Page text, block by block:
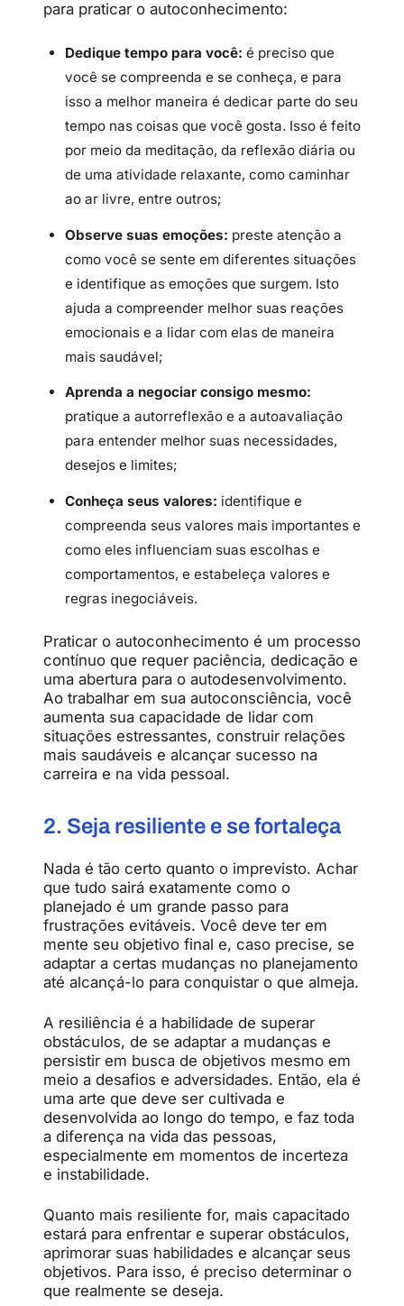
para praticar o autoconhecimento:
Dedique tempo para você: é preciso que
você se compreenda e se conheça, e para
isso a melhor maneira é dedicar parte do seu
tempo nas coisas que você gosta. Isso é feito
por meio da meditação, da reflexão diária ou
de uma atividade relaxante, como caminhar
ao ar livre, entre outros;
Observe suas emoções: preste atenção a
como você se sente em diferentes situações
e identifique as emoções que surgem. Isto
ajuda a compreender melhor suas reações
emocionais e a lidar com elas de maneira
mais saudável;
Aprenda a negociar consigo mesmo:
pratique a autorreflexão e a autoavaliação
para entender melhor suas necessidades,
desejos e limites;
Conheça seus valores: identifique e
compreenda seus valores mais importantes e
como eles influenciam suas escolhas e
comportamentos, e estabeleça valores e
regras inegociáveis.
Praticar o autoconhecimento é um processo
contínuo que requer paciência, dedicação e
uma abertura para o autodesenvolvimento.
Ao trabalhar em sua autoconsciência, você
aumenta sua capacidade de lidar com
situações estressantes, construir relações
mais saudáveis e alcançar sucesso na
carreira e na vida pessoal.
2. Seja resiliente e se fortaleça
Nada é tão certo quanto o imprevisto. Achar
que tudo sairá exatamente como o
planejado é um grande passo para
frustrações evitáveis. Você deve ter em
mente seu objetivo final e, caso precise, se
adaptar a certas mudanças no planejamento
até alcançá-lo para conquistar o que almeja.
A resiliência é a habilidade de superar
obstáculos, de se adaptar a mudanças e
persistir em busca de objetivos mesmo em
meio a desafios e adversidades. Então, ela é
uma arte que deve ser cultivada e
desenvolvida ao longo do tempo, e faz toda
a diferença na vida das pessoas,
especialmente em momentos de incerteza
e instabilidade.
Quanto mais resiliente for, mais capacitado
estará para enfrentar e superar obstáculos,
aprimorar suas habilidades e alcançar seus
objetivos. Para isso, é preciso determinar o
que realmente se deseja.